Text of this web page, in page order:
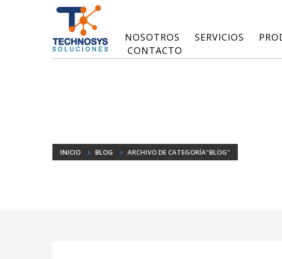
NOSOTROS SERVICIOS
CONTACTO
INICIO BLOG ARCHIVO DE CATEGORÍA"BLOG"